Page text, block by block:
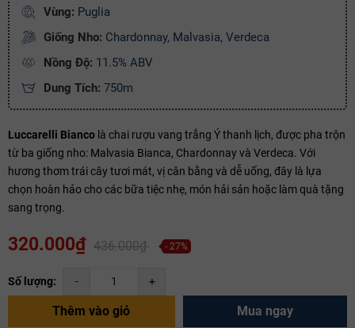
Vùng: Puglia
Giống Nho: Chardonnay, Malvasia, Verdeca
Nồng Độ: 11.5% ABV
Dung Tích: 750m
Luccarelli Bianco là chai rượu vang trắng Ý thanh lịch, được pha trộn
từ ba giống nho: Malvasia Bianca, Chardonnay và Verdeca. Với
hương thơm trái cây tươi mát, vị cân bằng và dễ uống, đây là lựa
chọn hoàn hảo cho các bữa tiệc nhẹ, món hải sản hoặc làm quà tặng
sang trọng.
320.000₫ 436.000₫ - 27%
Số lượng: - +
Thêm vào giỏ Mua ngay